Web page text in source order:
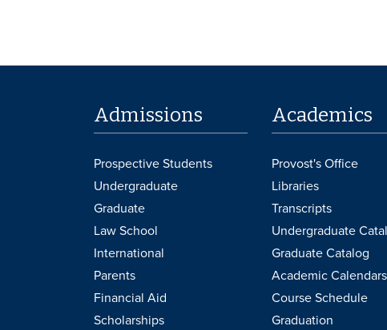
Admissions
Prospective Students
Undergraduate
Graduate
Law School
International
Parents
Financial Aid
Scholarships
Academics
Provost's Office
Libraries
Transcripts
Undergraduate
Graduate Catalog
Academic Calendars
Course Schedule
Graduation